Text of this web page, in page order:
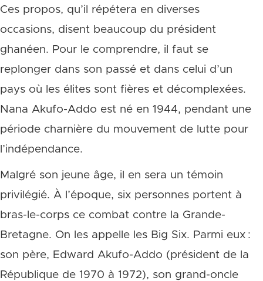
Ces propos, qu’il répétera en diverses
occasions, disent beaucoup du président
ghanéen. Pour le comprendre, il faut se
replonger dans son passé et dans celui d’un
pays où les élites sont fières et décomplexées.
Nana Akufo-Addo est né en 1944, pendant une
période charnière du mouvement de lutte pour
l’indépendance.
Malgré son jeune âge, il en sera un témoin
privilégié. À l’époque, six personnes portent à
bras-le-corps ce combat contre la Grande-
Bretagne. On les appelle les Big Six. Parmi eux :
son père, Edward Akufo-Addo (président de la
République de 1970 à 1972), son grand-oncle